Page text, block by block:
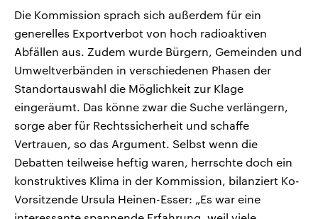
Die Kommission sprach sich außerdem für ein
generelles Exportverbot von hoch radioaktiven
Abfällen aus. Zudem wurde Bürgern, Gemeinden und
Umweltverbänden in verschiedenen Phasen der
Standortauswahl die Möglichkeit zur Klage
eingeräumt. Das könne zwar die Suche verlängern,
sorge aber für Rechtssicherheit und schaffe
Vertrauen, so das Argument. Selbst wenn die
Debatten teilweise heftig waren, herrschte doch ein
konstruktives Klima in der Kommission, bilanziert Ko-
Vorsitzende Ursula Heinen-Esser: „Es war eine